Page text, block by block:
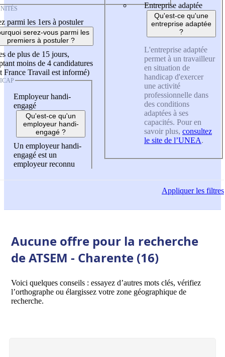
parmi les 1ers à postuler
serez-vous parmi les
premiers à postuler ?
de plus de 15 jours,
moins de 4 candidatures
France Travail est informé)
Employeur handi-
engagé
Qu'est-ce qu'un
employeur handi-
engagé ?
Un employeur handi-
engagé est un
employeur reconnu
Entreprise adaptée
Qu'est-ce qu'une
entreprise adaptée
?
L'entreprise adaptée
permet à un travailleur
en situation de
handicap d'exercer
une activité
professionnelle dans
des conditions
adaptées à ses
capacités. Pour en
savoir plus, consultez
le site de l’UNEA.
Appliquerles filtres
Aucune offre pour la recherche
de ATSEM - Charente (16)
Voici quelques conseils : essayez d’autres mots clés, vérifiez
l’orthographe ou élargissez votre zone géographique de
recherche.